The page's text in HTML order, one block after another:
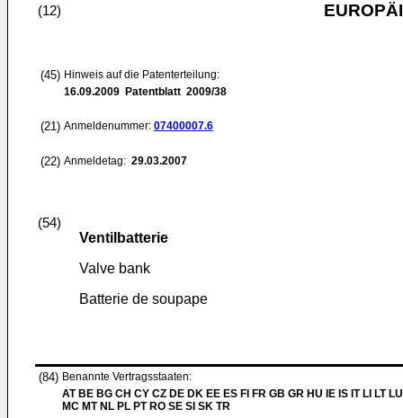
(12)
(45) Hinweis auf die Patenterteilung:
16.09.2009 Patentblatt 2009/38
(21) Anmeldenummer: 07400007.6
(22) Anmeldetag: 29.03.2007
(54)
Ventilbatterie
Valve bank
Batterie de soupape
(84) Benannte Vertragsstaaten:
AT BE BG CH CY CZ DE DK EE ES FI FR GB GR HU IE IS IT LI LT
MC MT NL PL PT RO SE SI SK TR